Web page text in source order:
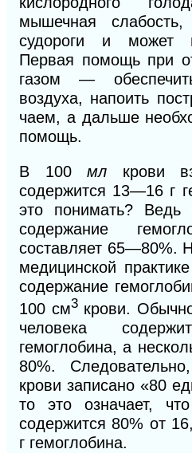
мышечная слабость,
судороги и может
Первая помощь при
газом —
воздуха, напоить
чаем, а дальше
помощь.
В 100мл крови
содержится 13—16 г
это понимать? Ведь
содержание
составляет 65—80%.
медицинской
содержание
100 см3крови.
человека
гемоглобина, а
80%.
крови записано «80
то это означает,
содержится 80% от
г гемоглобина.